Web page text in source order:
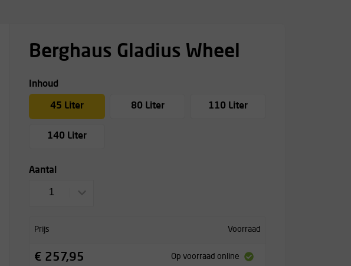
Berghaus Gladius Wheel
Inhoud
45 Liter 80 Liter 110 Liter
140 Liter
Aantal
1
Prijs Voorraad
€ 257,95
Op voorraad online